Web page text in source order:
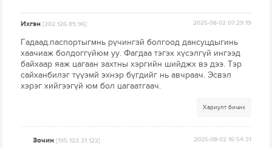
Ихгэн[202.126.89.96] 2025-08-02 07:29:19
Гадаад.паспортыгмнь рүчингзй болгоод дансуцдыгинь
хаачиаж болдоггүйюм уу. Фагдаа тэгэх хүсэлгүй ингээд
байхаар яаж цагаан захтны хэргийн шийджх вэ дээ. Тэр
сайханбилэг түүэмй эхнэр бүгдийг нь авчраач. Эсвэл
хэрэг хийгээгүй юм бол цагаатгаач.
Хариулт бичих
Зочин[195.123.31.122] 2025-08-02 16:54:31